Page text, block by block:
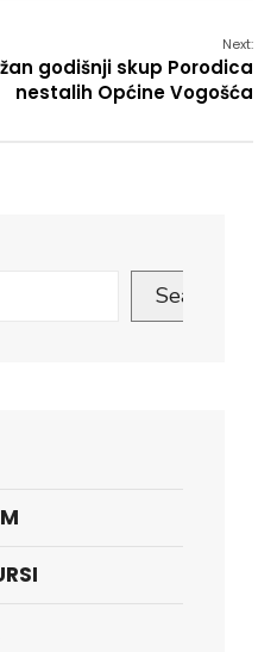
Next:
godišnji skup Porodica
nestalih Općine Vogošća
Search